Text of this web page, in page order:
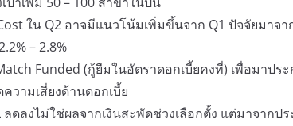
ใน Q2 อาจมีแนวโน้มเพิ่มขึ้นจาก Q1 ปัจจัยมาจ
– 2.8%
Funded (กู้ยืมในอัตราดอกเบี้ยคงที่) เพื่อมาปร
ความเสี่ยงด้านดอกเบี้ย
ลดลงไม่ใช่ผลจากเงินสะพัดช่วงเลือกตั้ง แต่มาจาก